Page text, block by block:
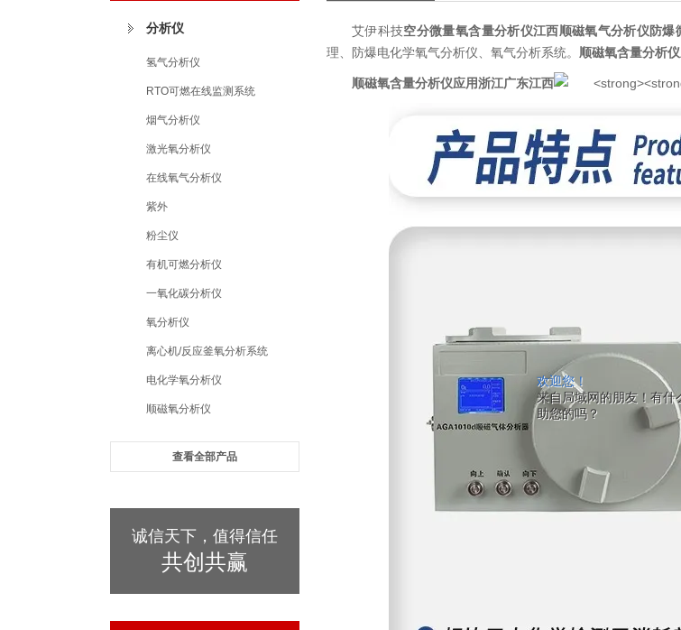
欢迎您！
来自局域网的朋友！有什
助您的吗？
分析仪
氢气分析仪
RTO可燃在线监测系统
烟气分析仪
激光氧分析仪
在线氧气分析仪
紫外
粉尘仪
有机可燃分析仪
一氧化碳分析仪
氧分析仪
离心机/反应釜氧分析系统
电化学氧分析仪
顺磁氧分析仪
查看全部产品
诚信天下，值得信任
共创共赢
艾伊科技空分微量氧含量分析仪江西顺磁氧气分析仪防爆
理、防爆电化学氧气分析仪、氧气分析系统。 顺磁氧含量分析
顺磁氧含量分析仪应用浙江广东江西